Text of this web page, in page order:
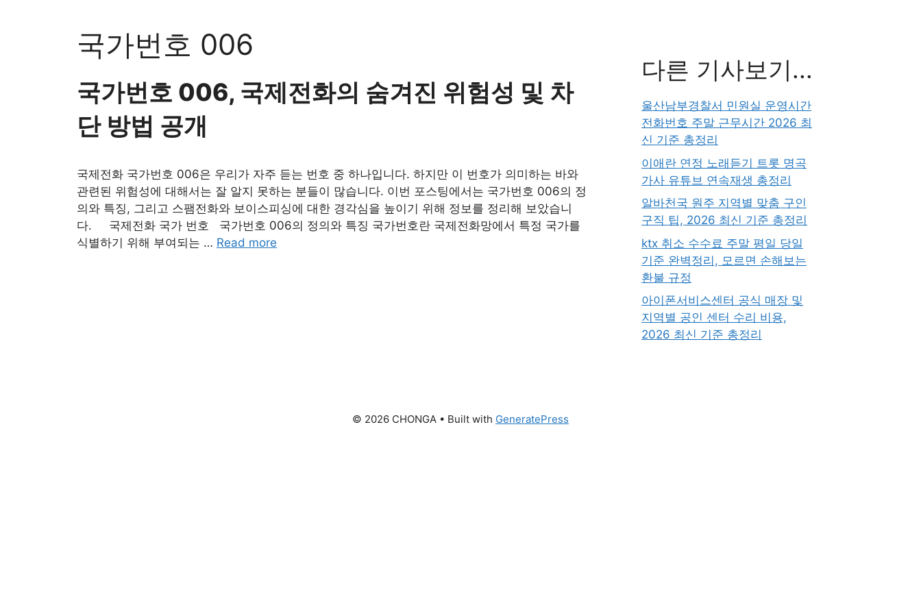
국가번호 006
국가번호 006, 국제전화의 숨겨진 위험성 및 차
단 방법 공개
국제전화 국가번호 006은 우리가 자주 듣는 번호 중 하나입니다. 하지만 이 번호가 의미하는 바와
관련된 위험성에 대해서는 잘 알지 못하는 분들이 많습니다. 이번 포스팅에서는 국가번호 006의 정
의와 특징, 그리고 스팸전화와 보이스피싱에 대한 경각심을 높이기 위해 정보를 정리해 보았습니
다. 국제전화 국가 번호 국가번호 006의 정의와 특징 국가번호란 국제전화망에서 특정 국가를
식별하기 위해 부여되는 … Read more
다른 기사보기...
울산남부경찰서 민원실 운영시간
전화번호 주말 근무시간 2026 최
신 기준 총정리
이애란 연정 노래듣기 트롯 명곡
가사 유튜브 연속재생 총정리
알바천국 원주 지역별 맞춤 구인
구직 팁, 2026 최신 기준 총정리
ktx 취소 수수료 주말 평일 당일
기준 완벽정리, 모르면 손해보는
환불 규정
아이폰서비스센터 공식 매장 및
지역별 공인 센터 수리 비용,
2026 최신 기준 총정리
© 2026 CHONGA • Built with GeneratePress